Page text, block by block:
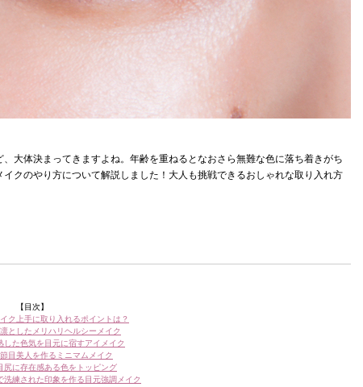
大体決まってきますよね。年齢を重ねるとなおさら無難な色に落ち着きがち
クのやり方について解説しました！大人も挑戦できるおしゃれな取り入れ方
【目次】
ク上手に取り入れるポイントは？
凛としたメリハリヘルシーメイク
した色気を目元に宿すアイメイク
節目美人を作るミニマムメイク
尻に存在感ある色をトッピング
洗練された印象を作る目元強調メイク